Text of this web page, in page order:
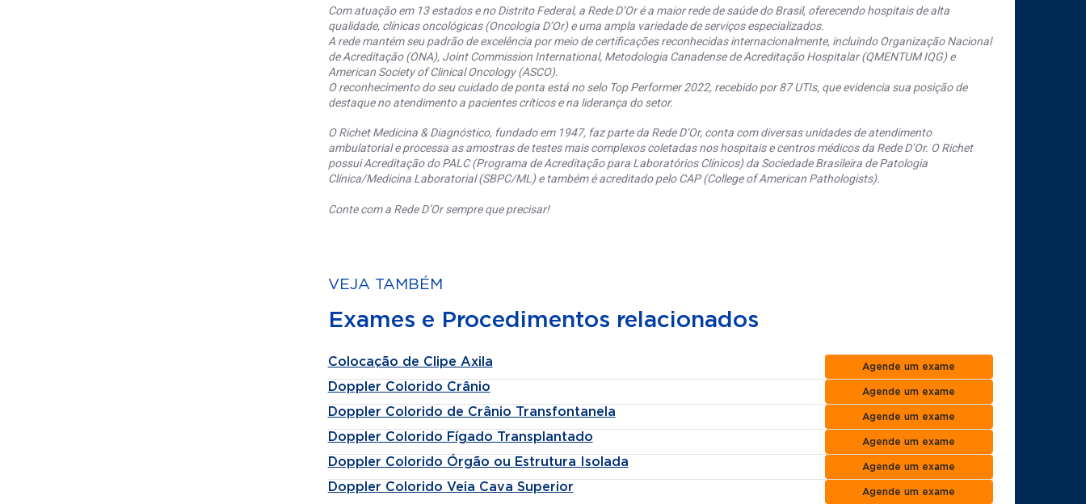
Com atuação em 13 estados e no Distrito Federal, a Rede D’Or é a maior rede de saúde do Brasil, oferecendo hospitais de alta
qualidade, clínicas oncológicas (Oncologia D’Or) e uma ampla variedade de serviços especializados.
A rede mantém seu padrão de excelência por meio de certificações reconhecidas internacionalmente, incluindo Organização Nacional
de Acreditação (ONA), Joint Commission International, Metodologia Canadense de Acreditação Hospitalar (QMENTUM IQG) e
American Society of Clinical Oncology (ASCO).
O reconhecimento do seu cuidado de ponta está no selo Top Performer 2022, recebido por 87 UTIs, que evidencia sua posição de
destaque no atendimento a pacientes críticos e na liderança do setor.
O Richet Medicina & Diagnóstico, fundado em 1947, faz parte da Rede D’Or, conta com diversas unidades de atendimento
ambulatorial e processa as amostras de testes mais complexos coletadas nos hospitais e centros médicos da Rede D’Or. O Richet
possui Acreditação do PALC (Programa de Acreditação para Laboratórios Clínicos) da Sociedade Brasileira de Patologia
Clínica/Medicina Laboratorial (SBPC/ML) e também é acreditado pelo CAP (College of American Pathologists).
Conte com a Rede D’Or sempre que precisar!
VEJA TAMBÉM
Exames e Procedimentos relacionados
Colocação de Clipe Axila Agende um exame
Doppler Colorido Crânio Agende um exame
Doppler Colorido de Crânio Transfontanela Agende um exame
Doppler Colorido Fígado Transplantado Agende um exame
Doppler Colorido Órgão ou Estrutura Isolada Agende um exame
Doppler Colorido Veia Cava Superior Agende um exame